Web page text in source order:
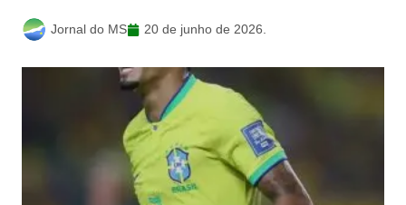
Jornal do MS 20 de junho de 2026.